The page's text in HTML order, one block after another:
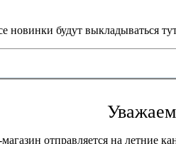
новинки будут выкладываться
отправляется на летние